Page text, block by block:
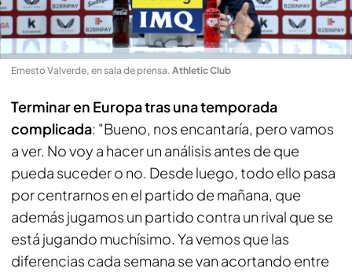
Ernesto Valverde, en sala de prensa. Athletic Club
Terminar en Europa tras una temporada
complicada: "Bueno, nos encantaría, pero vamos
a ver. No voy a hacer un análisis antes de que
pueda suceder o no. Desde luego, todo ello pasa
por centrarnos en el partido de mañana, que
además jugamos un partido contra un rival que se
está jugando muchísimo. Ya vemos que las
diferencias cada semana se van acortando entre